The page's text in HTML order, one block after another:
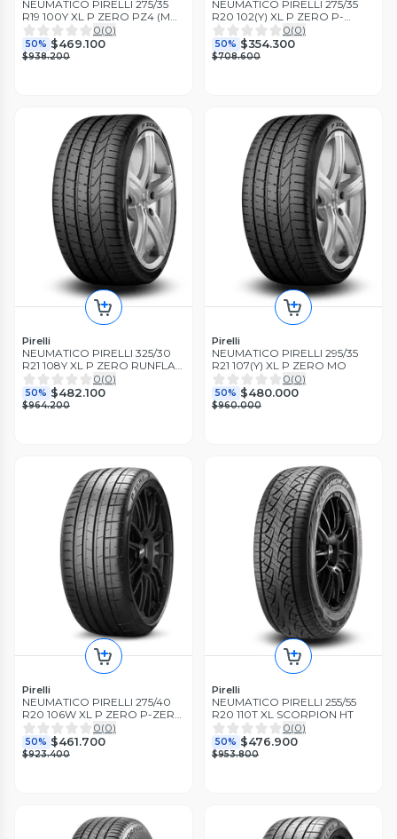
NEUMATICO PIRELLI 275/35
R19 100Y XL P ZERO PZ4 (MO)
S.C
0(0)
50% $469.100
$938.200
NEUMATICO PIRELLI 275/35
R20 102(Y) XL P ZERO P-
ZERO PZ4 *
0(0)
50% $354.300
$708.600
Pirelli
NEUMATICO PIRELLI 325/30
R21 108Y XL P ZERO RUNFLAT
*
0(0)
50% $482.100
$964.200
Pirelli
NEUMATICO PIRELLI 295/35
R21 107(Y) XL P ZERO MO
0(0)
50% $480.000
$960.000
Pirelli
NEUMATICO PIRELLI 275/40
R20 106W XL P ZERO P-ZERO
PZ4 RUNFLAT *
0(0)
50% $461.700
$923.400
Pirelli
NEUMATICO PIRELLI 255/55
R20 110T XL SCORPION HT
0(0)
50% $476.900
$953.800